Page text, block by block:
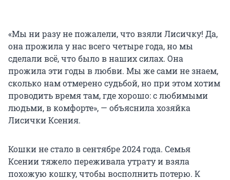
«Мы ни разу не пожалели, что взяли Лисичку! Да,
она прожила у нас всего четыре года, но мы
сделали всё, что было в наших силах. Она
прожила эти годы в любви. Мы же сами не знаем,
сколько нам отмерено судьбой, но при этом хотим
проводить время там, где хорошо: с любимыми
людьми, в комфорте», — объяснила хозяйка
Лисички Ксения.
Кошки не стало в сентябре 2024 года. Семья
Ксении тяжело переживала утрату и взяла
похожую кошку, чтобы восполнить потерю. К